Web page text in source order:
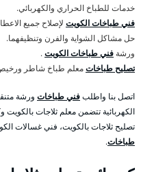
خدمات للطباخ الحراري والكهربائي.
فني طباخات الكويت لإصلاح جميع
حل مشاكل الشواية والفرن وتنظيفهما.
ورشة فني طباخات الكويت.
تصليح طباخاتمعلم طباخ شاطر
اتصل بنا واطلبفني طباخات ورشة
الكهربائية تتضمن معلم ثلاجات بالكويت
تصليح ثلاجات بالكويت، فني غسالات
طباخات.